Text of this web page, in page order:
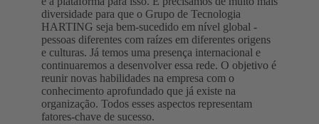
diversidade para que o Grupo de Tecnologia
HARTING seja bem-sucedido em nível global -
pessoas diferentes com raízes em diferentes origens
e culturas. Já temos uma presença internacional e
continuaremos a desenvolver essa rede. O objetivo é
reunir novas habilidades na empresa com o
conhecimento aprofundado que já existe na
organização. Todos esses aspectos representam
fatores-chave de sucesso.